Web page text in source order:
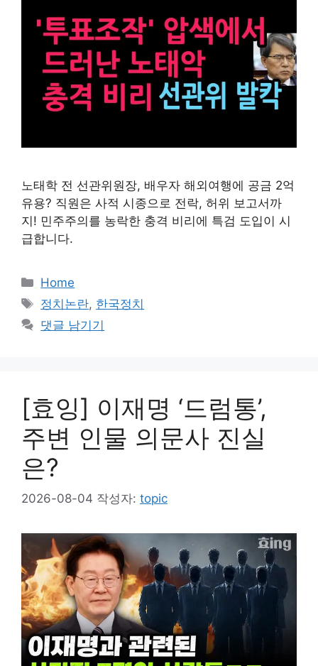
노태학 전 선관위원장, 배우자 해외여행에 공금 2억
유용? 직원은 사적 시종으로 전락, 허위 보고서까
지! 민주주의를 농락한 충격 비리에 특검 도입이 시
급합니다.
카
테
고
리
Home
태
그
정치논란, 한국정치
댓글 남기기
[효잉] 이재명 ‘드럼통’,
주변 인물 의문사 진실
은?
2026-08-04 작성자: topic